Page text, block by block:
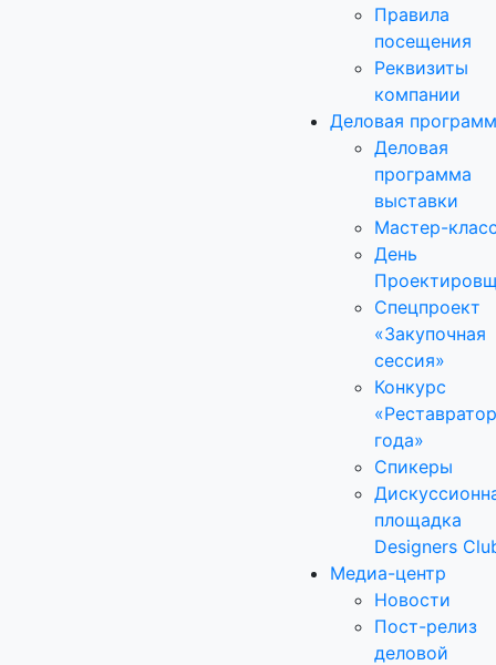
Правила
посещения
Реквизиты
компании
Деловая
Деловая
программа
выставки
Мастер-
День
Спецпроект
«Закупочная
сессия»
Конкурс
«Реставратор
года»
Спикеры
площадка
Designers
Медиа-центр
Новости
Пост-релиз
деловой